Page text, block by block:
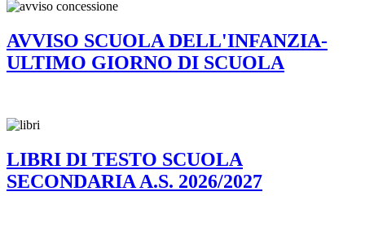
AVVISO SCUOLA DELL'INFANZIA-
ULTIMO GIORNO DI SCUOLA
LIBRI DI TESTO SCUOLA
SECONDARIA A.S. 2026/2027